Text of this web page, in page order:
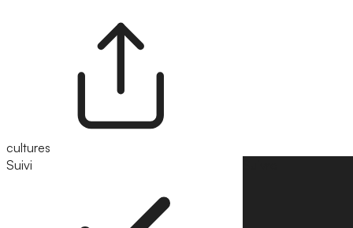
cultures
Suivi